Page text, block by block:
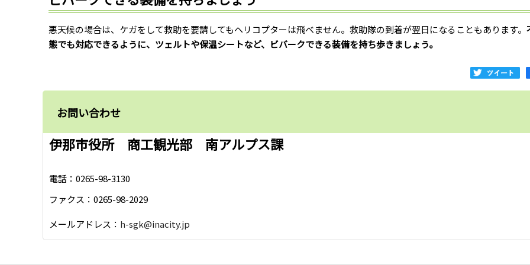
悪天候の場合は、ケガをして救助を要請してもヘリコプターは飛べません。救助隊の到着が翌日になることもあります。
態でも対応できるように、ツェルトや保温シートなど、ビバークできる装備を持ち歩きましょう。
お問い合わせ
伊那市役所 商工観光部 南アルプス課
電話：0265-98-3130
ファクス：0265-98-2029
メールアドレス： h-sgk@inacity.jp